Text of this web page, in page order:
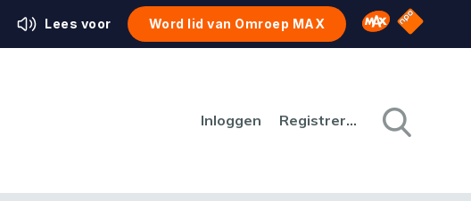
Lees voor Word lid van Omroep MAX Omroep MAX
NPO
Inloggen Registreren